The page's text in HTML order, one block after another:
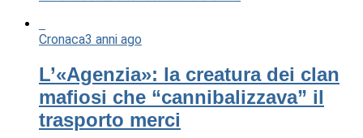
Cronaca3 anni ago
L’«Agenzia»: la creatura dei clan
mafiosi che “cannibalizzava” il
trasporto merci